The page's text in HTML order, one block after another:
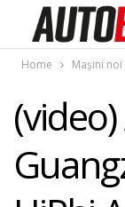
Home Mașini noi